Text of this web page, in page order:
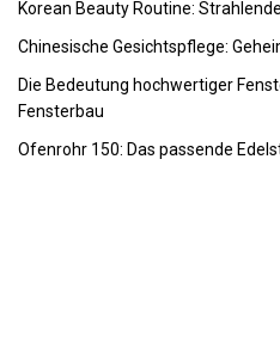
Korean Beauty Routine:
Chinesische Gesichtspflege:
Die Bedeutung hochwertiger
Fensterbau
Ofenrohr 150: Das passende